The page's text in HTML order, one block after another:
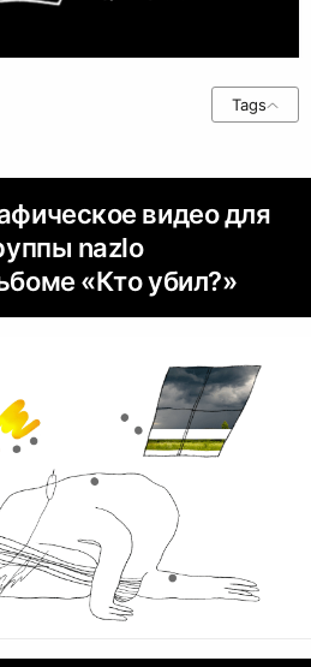
Tags
видео для
nazlo
«Кто убил?»